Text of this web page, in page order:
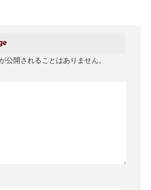
公開されることはありません。